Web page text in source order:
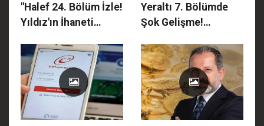
"Halef 24. Bölüm İzle!
Yıldız'ın İhaneti
Kardeşlik Sırrına
Adım Adım
Yaklaşıyor!"
Yeraltı 7. Bölümde
Şok Gelişme!
Elindeki Sır Ceylan ve
Haydar Ali’yi Yakacak
mı?